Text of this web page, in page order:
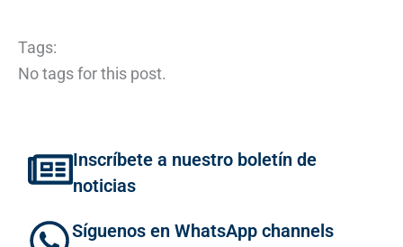
Tags:
No tags for this post.
Inscríbete a nuestro boletín de
noticias
Síguenos en WhatsApp channels